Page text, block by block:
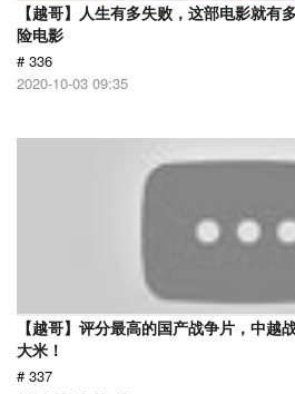
【越哥】人生有多失败，这部电影就有
险电影
# 336
2020-10-03 09:35
【越哥】评分最高的国产战争片，中越
大米！
# 337